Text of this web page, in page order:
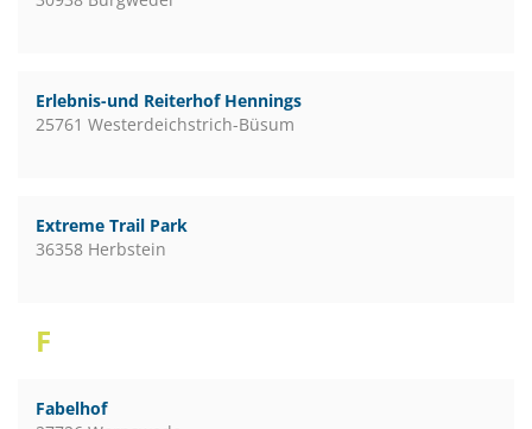
Erlebnis-und Reiterhof Hennings
25761 Westerdeichstrich-Büsum
Extreme Trail Park
36358 Herbstein
F
Fabelhof